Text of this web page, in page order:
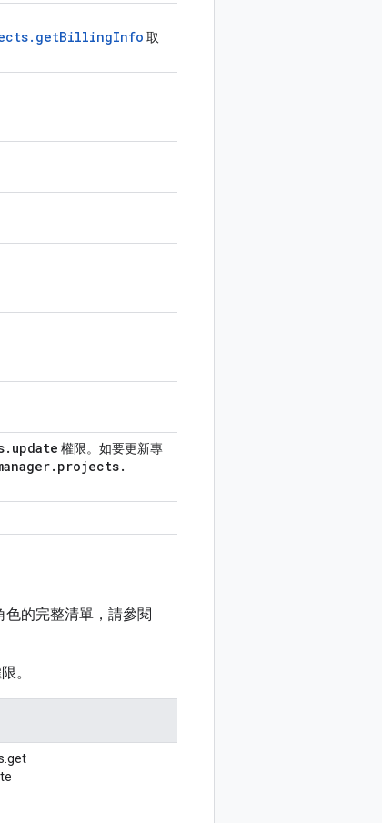
取
. update 權限。如要更新專
. projects.
的完整清單，請參閱
。
get